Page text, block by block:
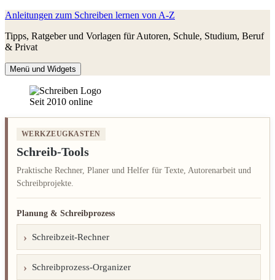
Zum
springen
Anleitungen zum Schreiben lernen von A-Z
Tipps, Ratgeber und Vorlagen für Autoren, Schule, Studium, Beruf
& Privat
Menü und Widgets
Seit 2010 online
WERKZEUGKASTEN
Schreib-Tools
Praktische Rechner, Planer und Helfer für Texte, Autorenarbeit und
Schreibprojekte.
Planung & Schreibprozess
Schreibzeit-Rechner
Schreibprozess-Organizer